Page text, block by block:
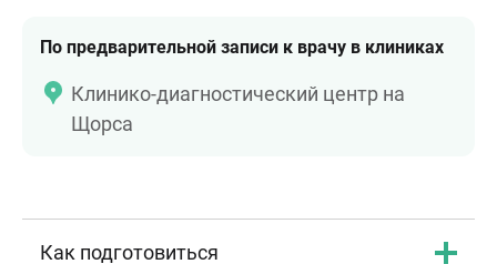
По предварительной записи к врачу в клиниках
Клинико-диагностический центр на
Щорса
Как подготовиться